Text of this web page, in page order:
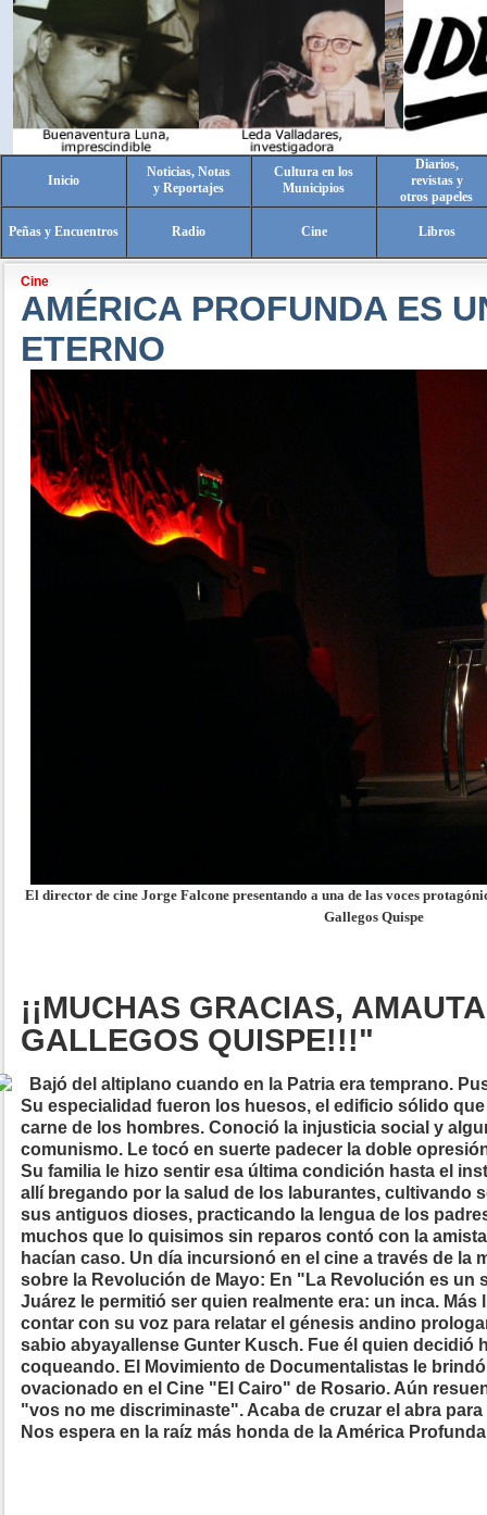
Inicio
Noticias, Notas
y Reportajes
Cultura en los
Municipios
Diarios,
revistas y
otros papeles
Peñas y Encuentros Radio Cine Libros
Cine
AMÉRICA PROFUNDA ES
ETERNO
El director de cine Jorge Falcone presentando a una de las voces
Gallegos Quispe
¡¡MUCHAS GRACIAS,
GALLEGOS QUISPE!!!"
Bajó del altiplano cuando en la Patria era temprano.
Su especialidad fueron los huesos, el edificio sólido
carne de los hombres. Conoció la injusticia social y
comunismo. Le tocó en suerte padecer la doble
Su familia le hizo sentir esa última condición hasta el
allí bregando por la salud de los laburantes, cultivando
sus antiguos dioses, practicando la lengua de los
muchos que lo quisimos sin reparos contó con la
hacían caso. Un día incursionó en el cine a través de la
sobre la Revolución de Mayo: En "La Revolución es un
Juárez le permitió ser quien realmente era: un inca.
contar con su voz para relatar el génesis andino
sabio abyayallense Gunter Kusch. Fue él quien decidió
coqueando. El Movimiento de Documentalistas le
ovacionado en el Cine "El Cairo" de Rosario. Aún
"vos no me discriminaste". Acaba de cruzar el abra
Nos espera en la raíz más honda de la América